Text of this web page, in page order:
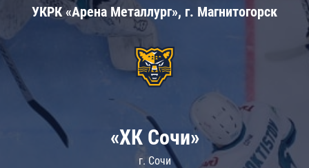
УКРК «Арена Металлург», г. Магнитогорск
«ХК Сочи»
г. Сочи